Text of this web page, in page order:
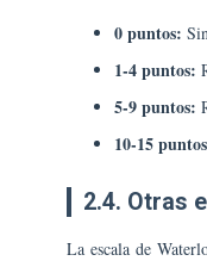
0 puntos:
1-4 puntos:
5-9 puntos:
10-15
2.4. Otras
La escala de